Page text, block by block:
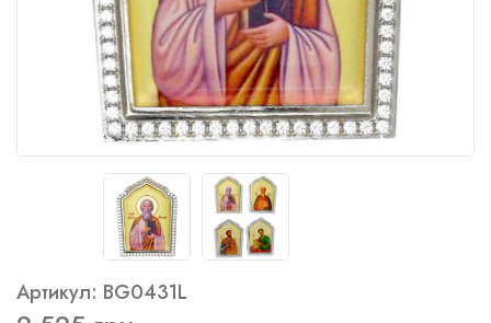
Артикул: BG0431L